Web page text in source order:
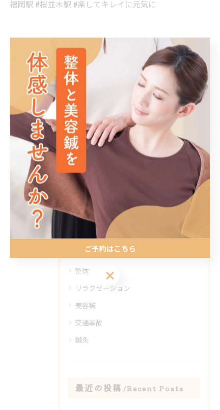
福岡駅 #桜並木駅 #楽してキレイに元気に
博多区で身体を整える整体を提供
< 前のページ 次のページ >
関連タグ
#大野城市
カテゴリー
全てのカテゴリー
整体
リラクゼーション
美容鍼
交通事故
鍼灸
最近の投稿 Recent Posts
ご予約はこちら
ご予約はこちら